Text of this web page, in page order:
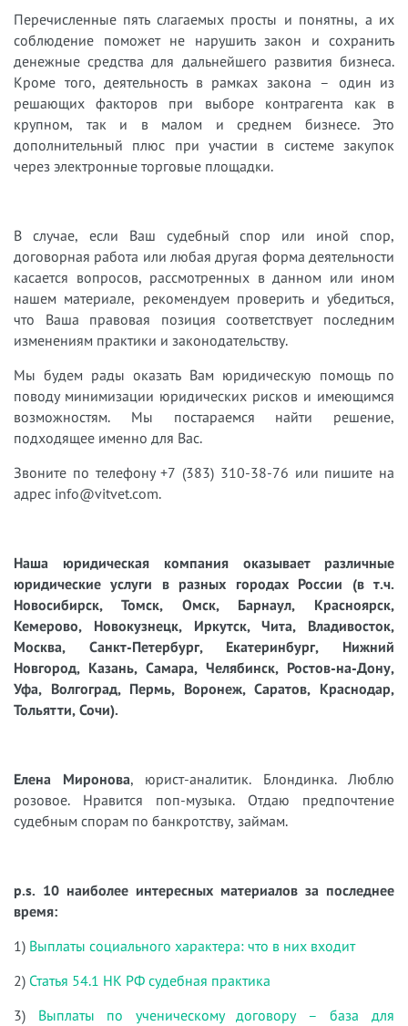
Перечисленные пять слагаемых просты и понятны, а их
соблюдение поможет не нарушить закон и сохранить
денежные средства для дальнейшего развития бизнеса.
Кроме того, деятельность в рамках закона – один из
решающих факторов при выборе контрагента как в
крупном, так и в малом и среднем бизнесе. Это
дополнительный плюс при участии в системе закупок
через электронные торговые площадки.
В случае, если Ваш судебный спор или иной спор,
договорная работа или любая другая форма деятельности
касается вопросов, рассмотренных в данном или ином
нашем материале, рекомендуем проверить и убедиться,
что Ваша правовая позиция соответствует последним
изменениям практики и законодательству.
Мы будем рады оказать Вам юридическую помощь по
поводу минимизации юридических рисков и имеющимся
возможностям. Мы постараемся найти решение,
подходящее именно для Вас.
Звоните по телефону +7 (383) 310-38-76 или пишите на
адрес info@vitvet.com.
Наша юридическая компания оказывает различные
юридические услуги в разных городах России (в т.ч.
Новосибирск, Томск, Омск, Барнаул, Красноярск,
Кемерово, Новокузнецк, Иркутск, Чита, Владивосток,
Москва, Санкт-Петербург, Екатеринбург, Нижний
Новгород, Казань, Самара, Челябинск, Ростов-на-Дону,
Уфа, Волгоград, Пермь, Воронеж, Саратов, Краснодар,
Тольятти, Сочи).
Елена Миронова, юрист-аналитик. Блондинка. Люблю
розовое. Нравится поп-музыка. Отдаю предпочтение
судебным спорам по банкротству, займам.
p.s. 10 наиболее интересных материалов за последнее
время:
1) Выплаты социального характера: что в них входит
2) Статья 54.1 НК РФ судебная практика
3) Выплаты по ученическому договору – база для